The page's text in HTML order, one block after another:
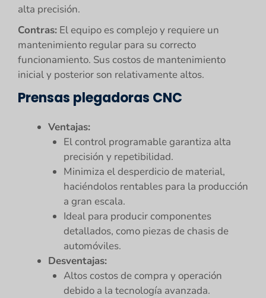
alta precisión.
Contras: El equipo es complejo y requiere un
mantenimiento regular para su correcto
funcionamiento. Sus costos de mantenimiento
inicial y posterior son relativamente altos.
Prensas plegadoras CNC
Ventajas:
El control programable garantiza alta
precisión y repetibilidad.
Minimiza el desperdicio de material,
haciéndolos rentables para la producción
a gran escala.
Ideal para producir componentes
detallados, como piezas de chasis de
automóviles.
Desventajas:
Altos costos de compra y operación
debido a la tecnología avanzada.